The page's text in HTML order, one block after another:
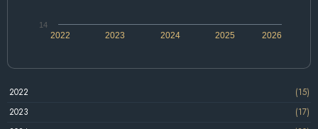
2022 2024 2026
2023 2025
14
2022
(15)
2023
(17)